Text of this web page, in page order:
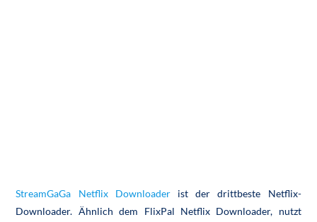
StreamGaGa Netflix Downloaderist der drittbeste Netflix-
Downloader. Ähnlich dem FlixPal Netflix Downloader, nutzt